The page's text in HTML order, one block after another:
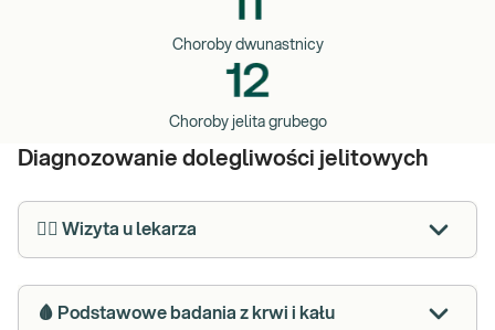
Choroby dwunastnicy
Choroby jelita grubego
Diagnozowanie dolegliwości jelitowych
👩‍⚕️ Wizyta u lekarza
🩸 Podstawowe badania z krwi i kału